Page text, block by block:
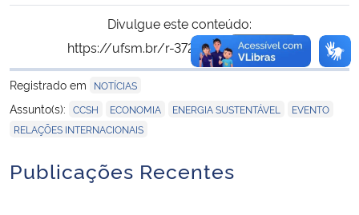
Divulgue este conteúdo:
https://ufsm.br/r-372-1829
Copiar
para área de
Registrado em
NOTÍCIAS
Assunto(s): CCSH ECONOMIA ENERGIA SUSTENTÁVEL EVENTO
RELAÇÕES INTERNACIONAIS
Publicações Recentes